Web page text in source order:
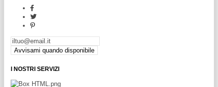
I NOSTRI SERVIZI